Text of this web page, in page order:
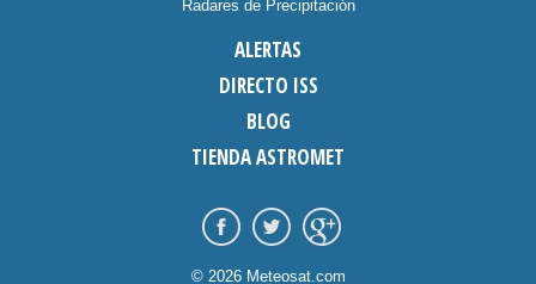
Radares de Precipitación
ALERTAS
DIRECTO ISS
BLOG
TIENDA ASTROMET
© 2026 Meteosat.com